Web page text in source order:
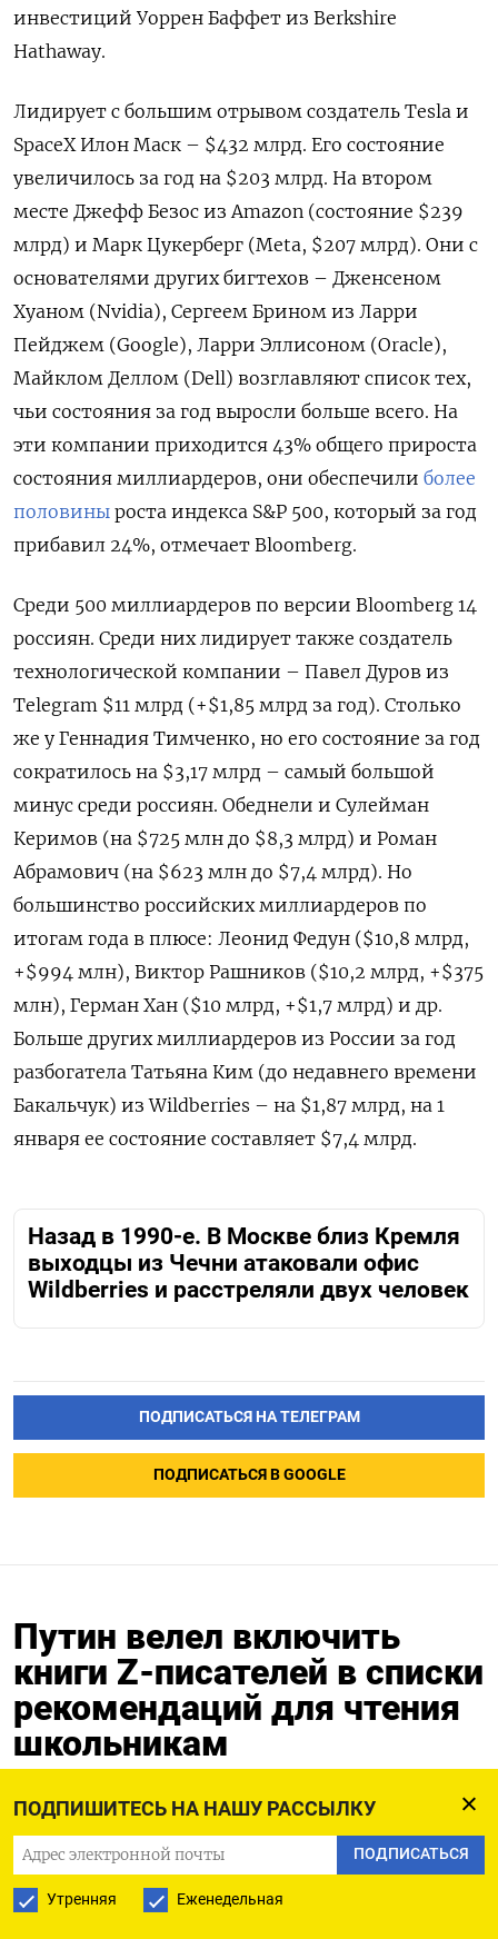
ПОДПИШИТЕСЬ НА НАШУ РАССЫЛКУ
ПОДПИСАТЬСЯ
Утренняя Еженедельная
инвестиций Уоррен Баффет из Berkshire
Hathaway.
Лидирует с большим отрывом создатель Tesla и
SpaceX Илон Маск – $432 млрд. Его состояние
увеличилось за год на $203 млрд. На втором
месте Джефф Безос из Amazon (состояние $239
млрд) и Марк Цукерберг (Meta, $207 млрд). Они с
основателями других бигтехов – Дженсеном
Хуаном (Nvidia), Сергеем Брином из Ларри
Пейджем (Google), Ларри Эллисоном (Oracle),
Майклом Деллом (Dell) возглавляют список тех,
чьи состояния за год выросли больше всего. На
эти компании приходится 43% общего прироста
состояния миллиардеров, они обеспечили более
половины роста индекса S&P 500, который за год
прибавил 24%, отмечает Bloomberg.
Среди 500 миллиардеров по версии Bloomberg 14
россиян. Среди них лидирует также создатель
технологической компании – Павел Дуров из
Telegram $11 млрд (+$1,85 млрд за год). Столько
же у Геннадия Тимченко, но его состояние за год
сократилось на $3,17 млрд – самый большой
минус среди россиян. Обеднели и Сулейман
Керимов (на $725 млн до $8,3 млрд) и Роман
Абрамович (на $623 млн до $7,4 млрд). Но
большинство российских миллиардеров по
итогам года в плюсе: Леонид Федун ($10,8 млрд,
+$994 млн), Виктор Рашников ($10,2 млрд, +$375
млн), Герман Хан ($10 млрд, +$1,7 млрд) и др.
Больше других миллиардеров из России за год
разбогатела Татьяна Ким (до недавнего времени
Бакальчук) из Wildberries – на $1,87 млрд, на 1
января ее состояние составляет $7,4 млрд.
Назад в 1990-е. В Москве близ Кремля
выходцы из Чечни атаковали офис
Wildberries и расстреляли двух человек
ПОДПИСАТЬСЯ НА ТЕЛЕГРАМ
ПОДПИСАТЬСЯ В GOOGLE
Путин велел включить
книги Z-писателей в списки
рекомендаций для чтения
школьникам